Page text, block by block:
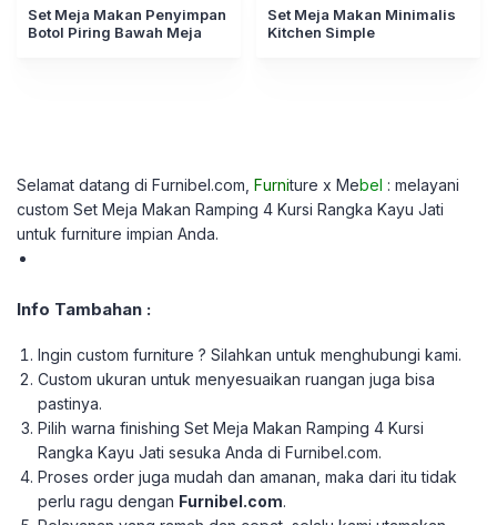
Set Meja Makan Penyimpan
Botol Piring Bawah Meja
Set Meja Makan Minimalis
Kitchen Simple
Selamat datang di Furnibel.com, Furniture x Mebel : melayani
custom Set Meja Makan Ramping 4 Kursi Rangka Kayu Jati
untuk furniture impian Anda.
Info Tambahan :
Ingin custom furniture ? Silahkan untuk menghubungi kami.
Custom ukuran untuk menyesuaikan ruangan juga bisa
pastinya.
Pilih warna finishing Set Meja Makan Ramping 4 Kursi
Rangka Kayu Jati sesuka Anda di Furnibel.com.
Proses order juga mudah dan amanan, maka dari itu tidak
perlu ragu dengan Furnibel.com.